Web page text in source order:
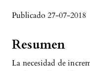
Publicado 27-07-2018
Resumen
La necesidad de